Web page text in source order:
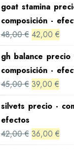
goat stamina
composición -
48,00€ Original
was:
48,00 €.
42,00 €
is:
gh balance precio
composición -
45,00€ Original
was:
39,00 €
is:
silvets precio -
efectos
42,00€ Original
36,00 €